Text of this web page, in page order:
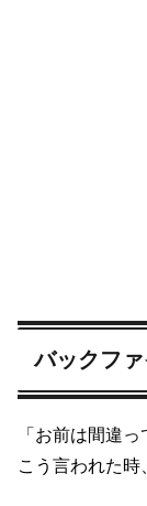
バックフ
「お前は間違っ
こう言われた時